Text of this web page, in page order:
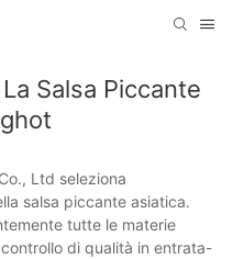
Salsa Piccante
Ltd seleziona
salsa piccante asiatica.
tutte le materie
di qualità in entrata-